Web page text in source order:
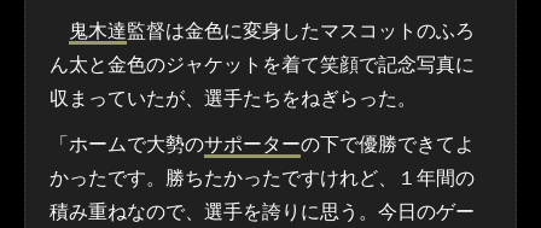
鬼木達監督は金色に変身したマスコットのふろ
ん太と金色のジャケットを着て笑顔で記念写真に
収まっていたが、選手たちをねぎらった。
「ホームで大勢のサポーターの下で優勝できてよ
かったです。勝ちたかったですけれど、１年間の
積み重ねなので、選手を誇りに思う。今日のゲー